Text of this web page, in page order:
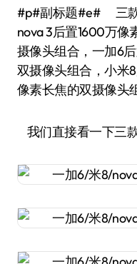
#p#副标题#e# 三款
nova 3后置1600万
摄像头组合，一加6
双摄像头组合，小米
像素长焦的双摄像头
我们直接看一下三